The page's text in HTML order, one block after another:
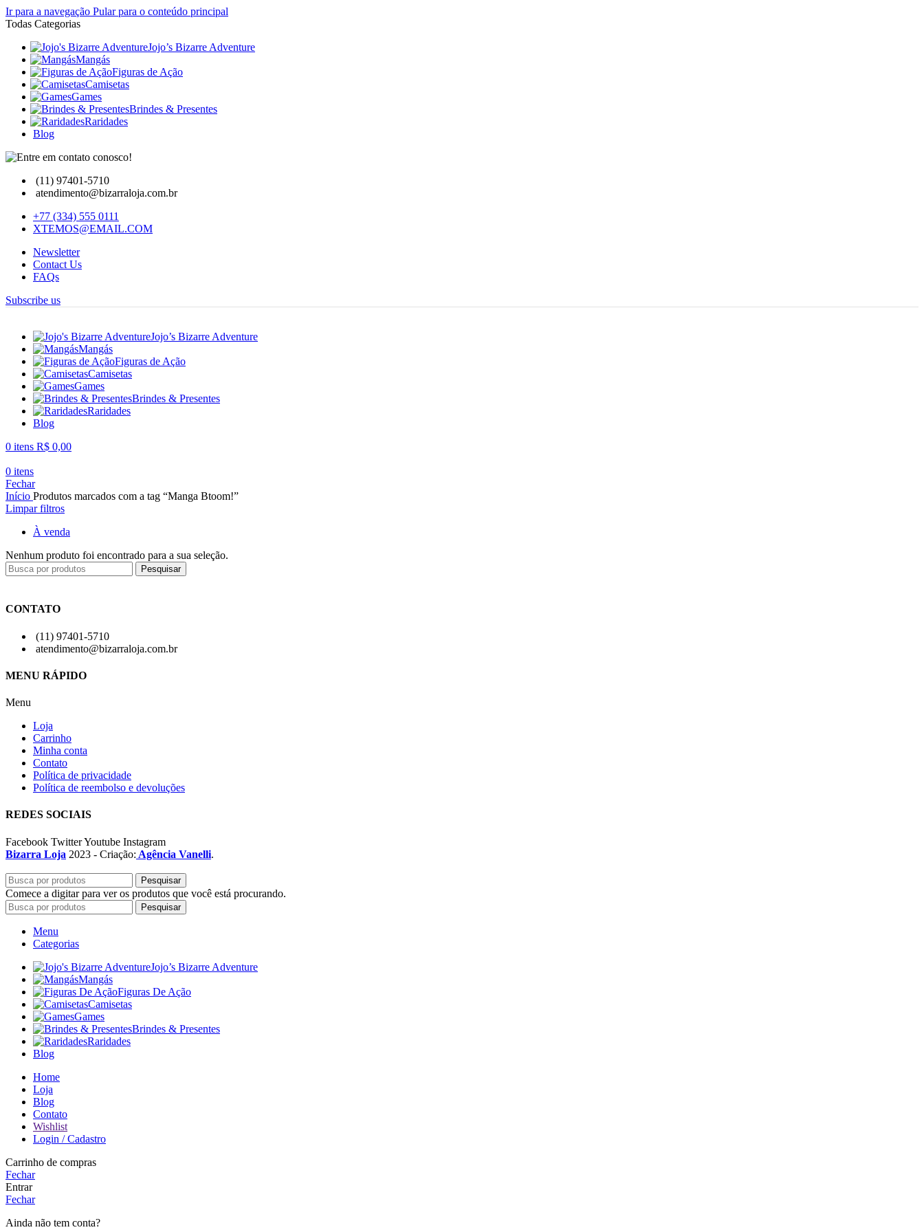
Ir para a navegação Pular para o conteúdo principal
Todas Categorias
Jojo’s Bizarre Adventure
Mangás
Figuras de Ação
Camisetas
Games
Brindes & Presentes
Raridades
Blog
(11) 97401-5710
atendimento@bizarraloja.com.br
+77 (334) 555 0111
XTEMOS@EMAIL.COM
Newsletter
Contact Us
FAQs
Subscribe us
Jojo’s Bizarre Adventure
Mangás
Figuras de Ação
Camisetas
Games
Brindes & Presentes
Raridades
Blog
0 itens R$ 0,00
0 itens
Fechar
Início Produtos marcados com a tag “Manga Btoom!”
Limpar filtros
À venda
Nenhum produto foi encontrado para a sua seleção.
Pesquisar
CONTATO
(11) 97401-5710
atendimento@bizarraloja.com.br
MENU RÁPIDO
Menu
Loja
Carrinho
Minha conta
Contato
Política de privacidade
Política de reembolso e devoluções
REDES SOCIAIS
Facebook TwitterYoutube Instagram
Bizarra Loja 2023 - Criação: Agência Vanelli.
Pesquisar
Comece a digitar para ver os produtos que você está procurando.
Pesquisar
Menu
Categorias
Jojo’s Bizarre Adventure
Mangás
Figuras De Ação
Camisetas
Games
Brindes & Presentes
Raridades
Blog
Home
Loja
Blog
Contato
Wishlist
Login / Cadastro
Carrinho de compras
Fechar
Entrar
Fechar
Ainda não tem conta?